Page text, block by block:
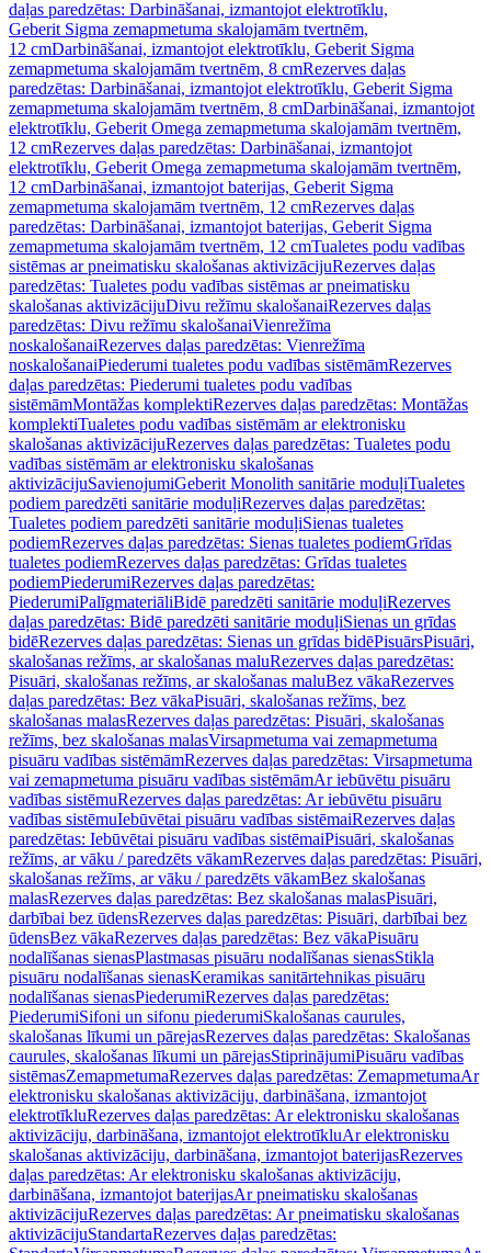
daļas paredzētas: Darbināšanai, izmantojot elektrotīklu,
Geberit Sigma zemapmetuma skalojamām tvertnēm,
12 cmDarbināšanai, izmantojot elektrotīklu, Geberit Sigma
zemapmetuma skalojamām tvertnēm, 8 cmRezerves daļas
paredzētas: Darbināšanai, izmantojot elektrotīklu, Geberit Sigma
zemapmetuma skalojamām tvertnēm, 8 cmDarbināšanai, izmantojot
elektrotīklu, Geberit Omega zemapmetuma skalojamām tvertnēm,
12 cmRezerves daļas paredzētas: Darbināšanai, izmantojot
elektrotīklu, Geberit Omega zemapmetuma skalojamām tvertnēm,
12 cmDarbināšanai, izmantojot baterijas, Geberit Sigma
zemapmetuma skalojamām tvertnēm, 12 cmRezerves daļas
paredzētas: Darbināšanai, izmantojot baterijas, Geberit Sigma
zemapmetuma skalojamām tvertnēm, 12 cmTualetes podu vadības
sistēmas ar pneimatisku skalošanas aktivizācijuRezerves daļas
paredzētas: Tualetes podu vadības sistēmas ar pneimatisku
skalošanas aktivizācijuDivu režīmu skalošanaiRezerves daļas
paredzētas: Divu režīmu skalošanaiVienrežīma
noskalošanaiRezerves daļas paredzētas: Vienrežīma
noskalošanaiPiederumi tualetes podu vadības sistēmāmRezerves
daļas paredzētas: Piederumi tualetes podu vadības
sistēmāmMontāžas komplektiRezerves daļas paredzētas: Montāžas
komplektiTualetes podu vadības sistēmām ar elektronisku
skalošanas aktivizācijuRezerves daļas paredzētas: Tualetes podu
vadības sistēmām ar elektronisku skalošanas
aktivizācijuSavienojumiGeberit Monolith sanitārie moduļiTualetes
podiem paredzēti sanitārie moduļiRezerves daļas paredzētas:
Tualetes podiem paredzēti sanitārie moduļiSienas tualetes
podiemRezerves daļas paredzētas: Sienas tualetes podiemGrīdas
tualetes podiemRezerves daļas paredzētas: Grīdas tualetes
podiemPiederumiRezerves daļas paredzētas:
PiederumiPalīgmateriāliBidē paredzēti sanitārie moduļiRezerves
daļas paredzētas: Bidē paredzēti sanitārie moduļiSienas un grīdas
bidēRezerves daļas paredzētas: Sienas un grīdas bidēPisuārsPisuāri,
skalošanas režīms, ar skalošanas maluRezerves daļas paredzētas:
Pisuāri, skalošanas režīms, ar skalošanas maluBez vākaRezerves
daļas paredzētas: Bez vākaPisuāri, skalošanas režīms, bez
skalošanas malasRezerves daļas paredzētas: Pisuāri, skalošanas
režīms, bez skalošanas malasVirsapmetuma vai zemapmetuma
pisuāru vadības sistēmāmRezerves daļas paredzētas: Virsapmetuma
vai zemapmetuma pisuāru vadības sistēmāmAr iebūvētu pisuāru
vadības sistēmuRezerves daļas paredzētas: Ar iebūvētu pisuāru
vadības sistēmuIebūvētai pisuāru vadības sistēmaiRezerves daļas
paredzētas: Iebūvētai pisuāru vadības sistēmaiPisuāri, skalošanas
režīms, ar vāku / paredzēts vākamRezerves daļas paredzētas: Pisuāri,
skalošanas režīms, ar vāku / paredzēts vākamBez skalošanas
malasRezerves daļas paredzētas: Bez skalošanas malasPisuāri,
darbībai bez ūdensRezerves daļas paredzētas: Pisuāri, darbībai bez
ūdensBez vākaRezerves daļas paredzētas: Bez vākaPisuāru
nodalīšanas sienasPlastmasas pisuāru nodalīšanas sienasStikla
pisuāru nodalīšanas sienasKeramikas sanitārtehnikas pisuāru
nodalīšanas sienasPiederumiRezerves daļas paredzētas:
PiederumiSifoni un sifonu piederumiSkalošanas caurules,
skalošanas līkumi un pārejasRezerves daļas paredzētas: Skalošanas
caurules, skalošanas līkumi un pārejasStiprinājumiPisuāru vadības
sistēmasZemapmetumaRezerves daļas paredzētas: ZemapmetumaAr
elektronisku skalošanas aktivizāciju, darbināšana, izmantojot
elektrotīkluRezerves daļas paredzētas: Ar elektronisku skalošanas
aktivizāciju, darbināšana, izmantojot elektrotīkluAr elektronisku
skalošanas aktivizāciju, darbināšana, izmantojot baterijasRezerves
daļas paredzētas: Ar elektronisku skalošanas aktivizāciju,
darbināšana, izmantojot baterijasAr pneimatisku skalošanas
aktivizācijuRezerves daļas paredzētas: Ar pneimatisku skalošanas
aktivizācijuStandartaRezerves daļas paredzētas: